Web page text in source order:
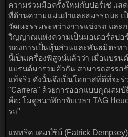
ความร่วมมือครั้งใหม่กับปอร์เช่ แสด
ที่ด้านความแม่นยำและสมรรถนะ เ
วัฒนธรรมระหว่างการแข่งรถ และ
วิญญาณแห่งความเป็นมอเตอร์สปอ
ของการเป็นหุ้นส่วนและพันธมิตรทา
นี้เป็นเครื่องพิสูจน์แล้วว่า เมื่อแบร
แบรนด์มารวมตัวกัน สามารถสรรส
แท้จริง ดังนั้นจึงเป็นโอกาสที่ดีที่จะ
"Carrera" ด้วยการออกแบบคุณสมบั
คือ: โมดูลนาฬิกาจับเวลา TAG
รถ"
แพทริค เดมป์ซีย์ (Patrick